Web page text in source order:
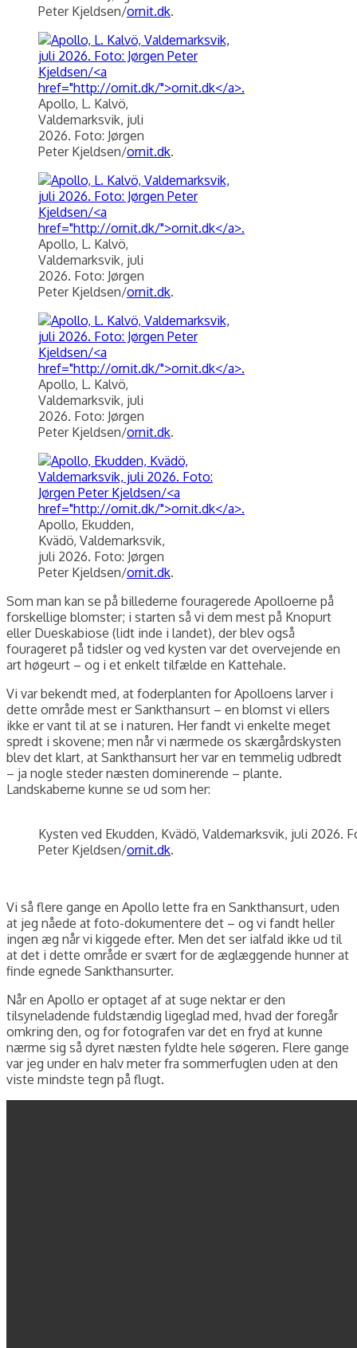
Peter Kjeldsen/ornit.dk.
Apollo, L. Kalvö,
Valdemarksvik, juli
2026. Foto: Jørgen
Peter Kjeldsen/ornit.dk.
Apollo, L. Kalvö,
Valdemarksvik, juli
2026. Foto: Jørgen
Peter Kjeldsen/ornit.dk.
Apollo, L. Kalvö,
Valdemarksvik, juli
2026. Foto: Jørgen
Peter Kjeldsen/ornit.dk.
Apollo, Ekudden,
Kvädö, Valdemarksvik,
juli 2026. Foto: Jørgen
Peter Kjeldsen/ornit.dk.
Som man kan se på billederne fouragerede Apolloerne på
forskellige blomster; i starten så vi dem mest på Knopurt
eller Dueskabiose (lidt inde i landet), der blev også
fourageret på tidsler og ved kysten var det overvejende en
art høgeurt – og i et enkelt tilfælde en Kattehale.
Vi var bekendt med, at foderplanten for Apolloens larver i
dette område mest er Sankthansurt – en blomst vi ellers
ikke er vant til at se i naturen. Her fandt vi enkelte meget
spredt i skovene; men når vi nærmede os skærgårdskysten
blev det klart, at Sankthansurt her var en temmelig udbredt
– ja nogle steder næsten dominerende – plante.
Landskaberne kunne se ud som her:
Kysten ved Ekudden, Kvädö, Valdemarksvik, juli 2026.
Peter Kjeldsen/ornit.dk.
Vi så flere gange en Apollo lette fra en Sankthansurt, uden
at jeg nåede at foto-dokumentere det – og vi fandt heller
ingen æg når vi kiggede efter. Men det ser ialfald ikke ud til
at det i dette område er svært for de æglæggende hunner at
finde egnede Sankthansurter.
Når en Apollo er optaget af at suge nektar er den
tilsyneladende fuldstændig ligeglad med, hvad der foregår
omkring den, og for fotografen var det en fryd at kunne
nærme sig så dyret næsten fyldte hele søgeren. Flere gange
var jeg under en halv meter fra sommerfuglen uden at den
viste mindste tegn på flugt.